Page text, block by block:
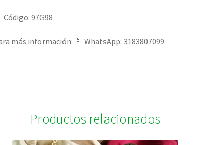
Código: 97G98
más información: 📱 WhatsApp: 3183807099
Productos relacionados